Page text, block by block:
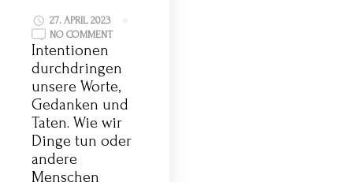
27. APRIL 2023
NO COMMENT
Intentionen
durchdringen
unsere Worte,
Gedanken und
Taten. Wie wir
Dinge tun oder
andere
Menschen